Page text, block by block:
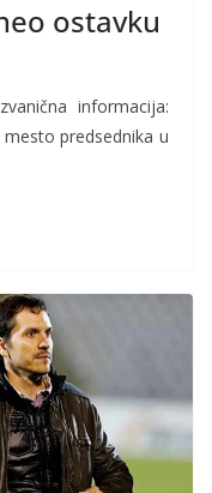
ostavku
informacija:
predsednika u